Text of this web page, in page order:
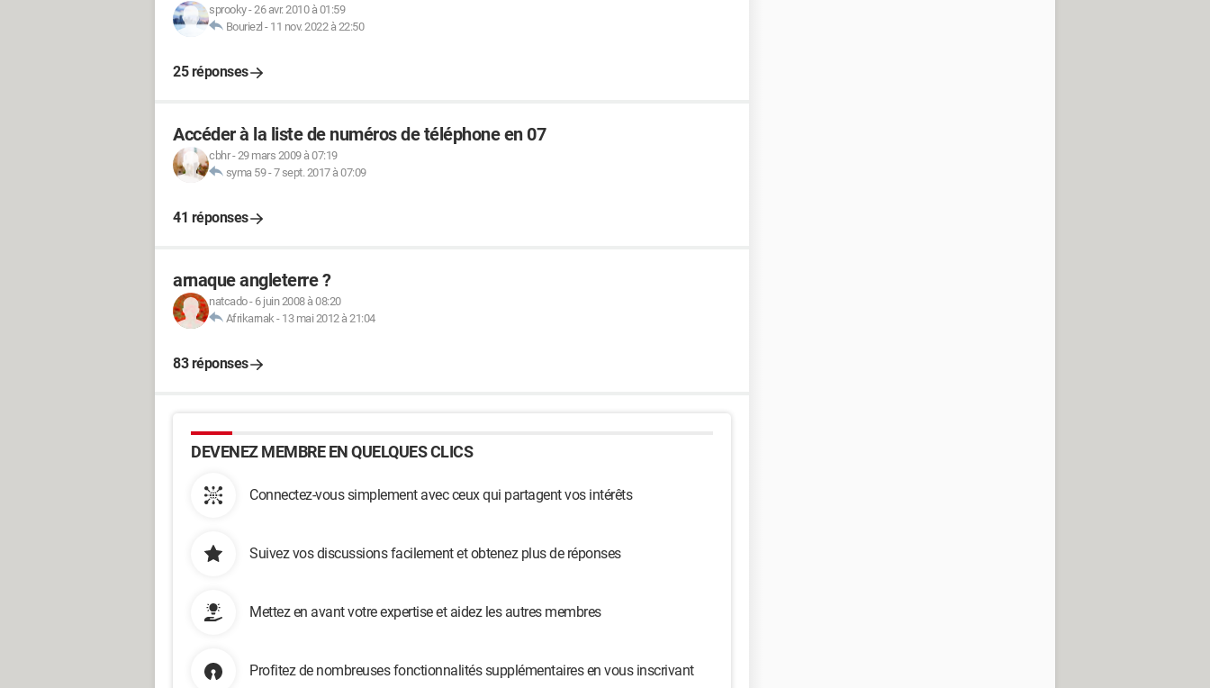
sprooky-26 avr. 2010 à 01:59
Bouriezl - 11 nov. 2022 à 22:50
25 réponses
Accéder à la liste de numéros de téléphone en 07
cbhr-29 mars 2009 à 07:19
syma 59-7 sept. 2017 à 07:09
41 réponses
arnaque angleterre ?
natcado- 6 juin 2008 à 08:20
Afrikarnak- 13 mai 2012 à 21:04
83 réponses
DEVENEZ MEMBRE EN QUELQUES CLICS
Connectez-vous simplement avec ceux qui partagent vos intérêts
Suivez vos discussions facilement et obtenez plus de réponses
Mettez en avant votre expertise et aidez les autres membres
Profitez de nombreuses fonctionnalités supplémentaires en vous inscrivant